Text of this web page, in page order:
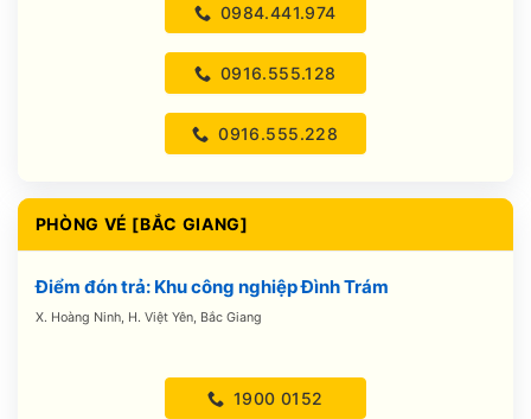
0984.441.974
0916.555.128
0916.555.228
PHÒNG VÉ [BẮC GIANG]
Điểm đón trả: Khu công nghiệp Đình Trám
X. Hoàng Ninh, H. Việt Yên, Bắc Giang
1900 0152